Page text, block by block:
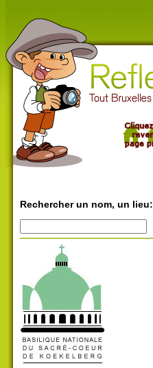
Rechercher un nom, un lieu: